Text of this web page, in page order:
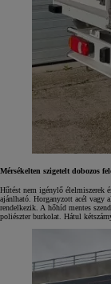
Mérsékelten szigetelt dobozos
Hűtést nem igénylő élelmiszerek
ajánlható. Horganyzott acél vagy
rendelkezik. A hőhíd mentes
poliészter burkolat. Hátul